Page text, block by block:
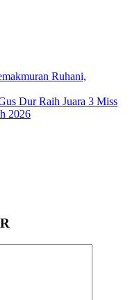
Ruhani,
Dur Raih Juara 3 Miss
2026